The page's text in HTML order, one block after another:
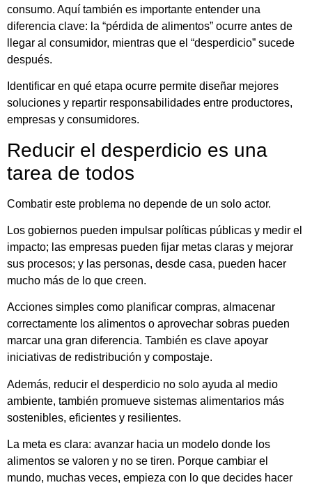
consumo. Aquí también es importante entender una
diferencia clave: la “pérdida de alimentos” ocurre antes de
llegar al consumidor, mientras que el “desperdicio” sucede
después.
Identificar en qué etapa ocurre permite diseñar mejores
soluciones y repartir responsabilidades entre productores,
empresas y consumidores.
Reducir el desperdicio es una
tarea de todos
Combatir este problema no depende de un solo actor.
Los gobiernos pueden impulsar políticas públicas y medir el
impacto; las empresas pueden fijar metas claras y mejorar
sus procesos; y las personas, desde casa, pueden hacer
mucho más de lo que creen.
Acciones simples como planificar compras, almacenar
correctamente los alimentos o aprovechar sobras pueden
marcar una gran diferencia. También es clave apoyar
iniciativas de redistribución y compostaje.
Además, reducir el desperdicio no solo ayuda al medio
ambiente, también promueve sistemas alimentarios más
sostenibles, eficientes y resilientes.
La meta es clara: avanzar hacia un modelo donde los
alimentos se valoren y no se tiren. Porque cambiar el
mundo, muchas veces, empieza con lo que decides hacer